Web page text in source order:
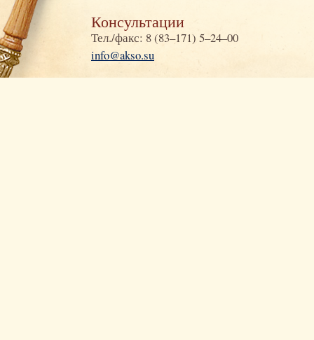
Консультации
Тел./факс: 8 (83–171) 5–24–00
info@akso.su